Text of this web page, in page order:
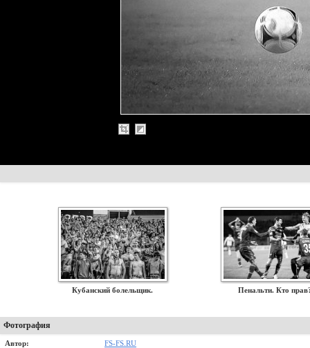
Кубанский болельщик. Пенальти. Кто
Фотография
Автор: FS-FS.RU